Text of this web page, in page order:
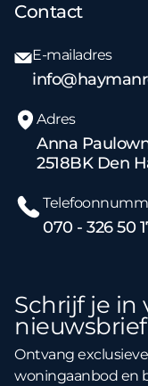
Contact
E-mailadres
Adres
Anna
2518BK Den
070 - 326 50
Schrijf je in
nieuwsbrief
Ontvang
woningaanbod en